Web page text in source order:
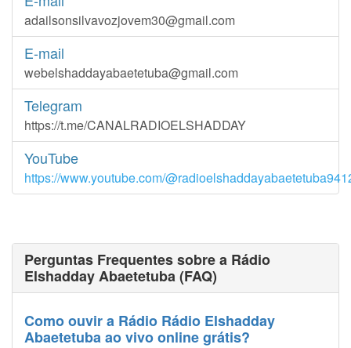
adailsonsilvavozjovem30@gmail.com
E-mail
webelshaddayabaetetuba@gmail.com
Telegram
https://t.me/CANALRADIOELSHADDAY
YouTube
https://www.youtube.com/
Perguntas Frequentes sobre a Rádio
Elshadday Abaetetuba (FAQ)
Como ouvir a Rádio Rádio Elshadday
Abaetetuba ao vivo online grátis?